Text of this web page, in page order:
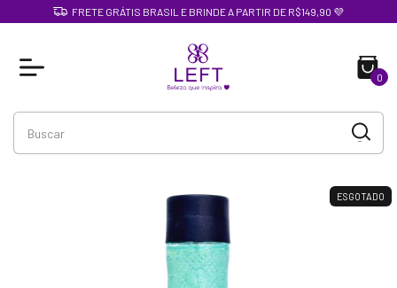
FRETE GRÁTIS BRASIL E BRINDE A PARTIR DE R$149,90 💜
0
ESGOTADO